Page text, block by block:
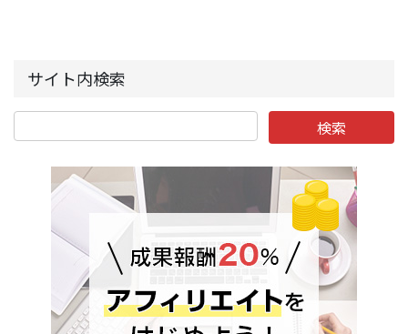
サイト内検索